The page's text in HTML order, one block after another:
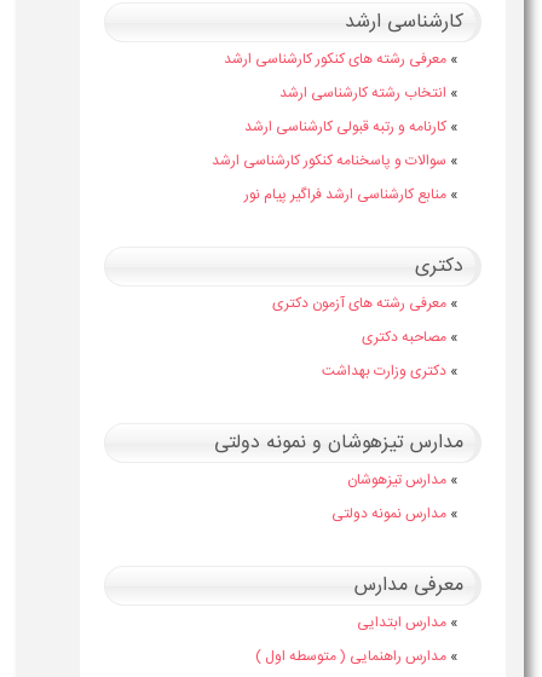
کارشناسی ارشد
» معرفی رشته های کنکور کارشناسی ارشد
» انتخاب رشته کارشناسی ارشد
» کارنامه و رتبه قبولی کارشناسی ارشد
» سوالات و پاسخنامه کنکور کارشناسی ارشد
» منابع کارشناسی ارشد فراگیر پیام نور
دکتری
» معرفی رشته های آزمون دکتری
» مصاحبه دکتری
» دکتری وزارت بهداشت
مدارس تیزهوشان و نمونه دولتی
» مدارس تیزهوشان
» مدارس نمونه دولتی
معرفی مدارس
» مدارس ابتدایی
» مدارس راهنمایی ( متوسطه اول )